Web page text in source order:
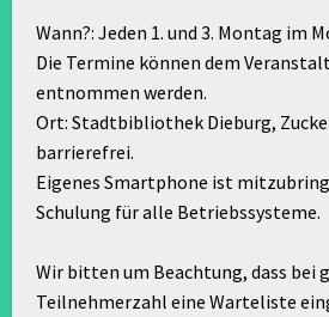
Wann?: Jeden 1. und 3. Montag im
Die Termine können dem
entnommen werden.
Ort: Stadtbibliothek Dieburg,
barrierefrei.
Eigenes Smartphone ist
Schulung für alle Betriebssysteme.
Wir bitten um Beachtung, dass bei
Teilnehmerzahl eine Warteliste